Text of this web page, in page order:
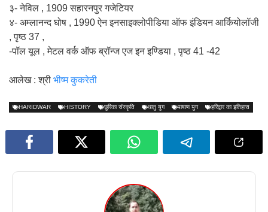
३- नेविल , 1909 सहारनपुर गजेटियर
४- अम्लानन्द घोष , 1990 ऐन इनसाइक्लोपीडिया ऑफ इंडियन आर्कियोलॉजी
, पृष्ठ 37 ,
-पॉल यूल , मेटल वर्क ऑफ ब्रॉन्ज एज इन इण्डिया , पृष्ठ 41 -42
आलेख : श्री भीष्म कुकरेती
HARIDWAR HISTORY छुरिका संस्कृति धातु युग पाषाण युग हरिद्वार का इतिहास